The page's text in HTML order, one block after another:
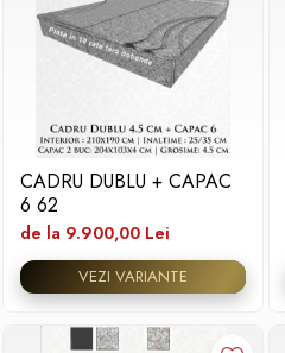
CADRU DUBLU + CAPAC
6 62
de la 9.900,00 Lei
VEZI VARIANTE